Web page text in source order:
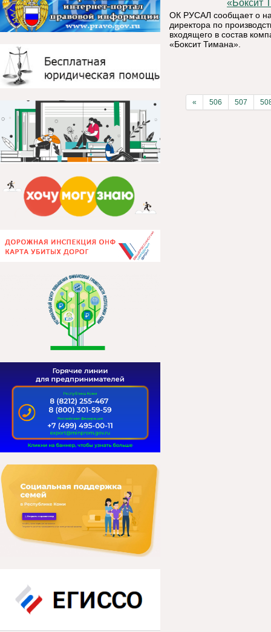
«Боксит
ОК РУСАЛ сообщает о
директора по
входящего в состав
«Боксит Тимана».
« 506 507